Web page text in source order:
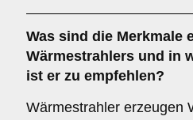
Was sind die Merkmale
Wärmestrahlers und in
ist er zu empfehlen?
Wärmestrahler erzeugen